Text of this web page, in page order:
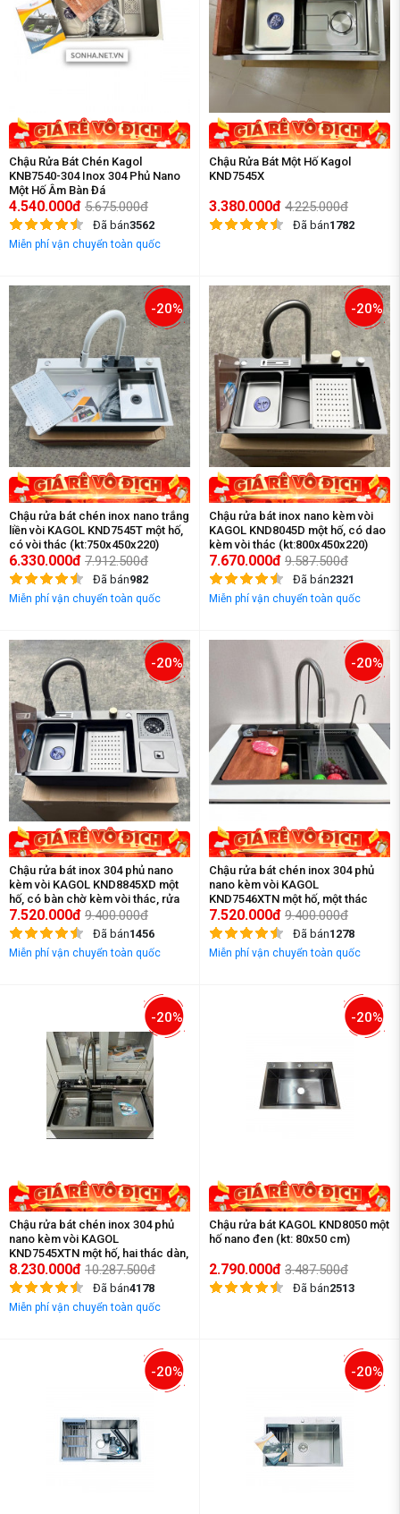
Chậu Rửa Bát Chén Kagol
KNB7540-304 Inox 304 Phủ Nano
Một Hố Âm Bàn Đá
(750x400x240mm)
4.540.000đ 5.675.000đ
Đã bán3562
Miễn phí vận chuyển toàn quốc
Chậu Rửa Bát Một Hố Kagol
KND7545X
3.380.000đ 4.225.000đ
Đã bán1782
-20%
Chậu rửa bát chén inox nano trắng
liền vòi KAGOL KND7545T một hố,
có vòi thác (kt:750x450x220)
6.330.000đ 7.912.500đ
Đã bán982
Miễn phí vận chuyển toàn quốc
-20%
Chậu rửa bát inox nano kèm vòi
KAGOL KND8045D một hố, có dao
kèm vòi thác (kt:800x450x220)
7.670.000đ 9.587.500đ
Đã bán2321
Miễn phí vận chuyển toàn quốc
-20%
Chậu rửa bát inox 304 phủ nano
kèm vòi KAGOL KND8845XD một
hố, có bàn chờ kèm vòi thác, rửa
cốc (kt:880x450x220)
7.520.000đ 9.400.000đ
Đã bán1456
Miễn phí vận chuyển toàn quốc
-20%
Chậu rửa bát chén inox 304 phủ
nano kèm vòi KAGOL
KND7546XTN một hố, một thác
dàn, kèm vòi RO, 3 nút bấm
(kt:750x460x220)
7.520.000đ 9.400.000đ
Đã bán1278
Miễn phí vận chuyển toàn quốc
-20%
Chậu rửa bát chén inox 304 phủ
nano kèm vòi KAGOL
KND7545XTN một hố, hai thác dàn,
kèm vòi RO, 5 nút bấm
(kt:750x450x220)
8.230.000đ 10.287.500đ
Đã bán4178
Miễn phí vận chuyển toàn quốc
-20%
Chậu rửa bát KAGOL KND8050 một
hố nano đen (kt: 80x50 cm)
2.790.000đ 3.487.500đ
Đã bán2513
-20% -20%